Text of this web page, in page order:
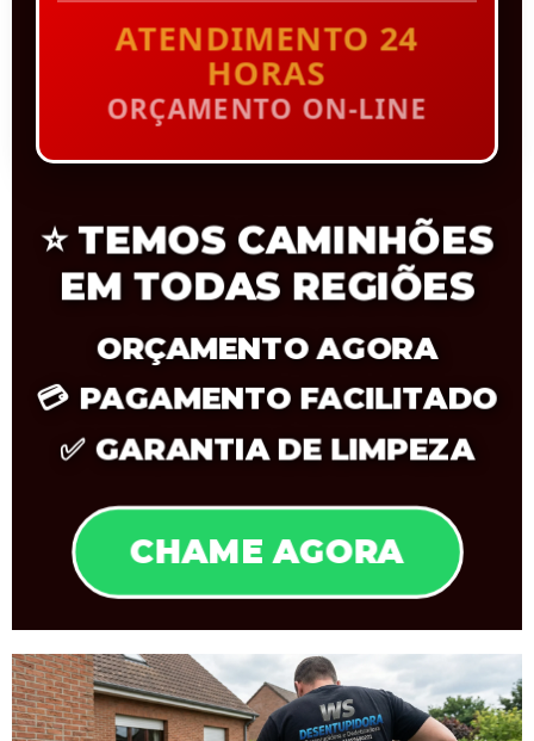
ATENDIMENTO 24
HORAS
ORÇAMENTO ON-LINE
⭐ TEMOS CAMINHÕES
EM TODAS REGIÕES
ORÇAMENTO AGORA
💳 PAGAMENTO FACILITADO
✅ GARANTIA DE LIMPEZA
CHAME AGORA